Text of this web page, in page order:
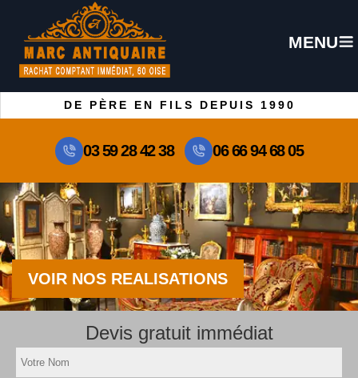
MENU
DE PÈRE EN FILS DEPUIS 1990
03 59 28 42 38 06 66 94 68 05
VOIR NOS REALISATIONS
Devis gratuit immédiat